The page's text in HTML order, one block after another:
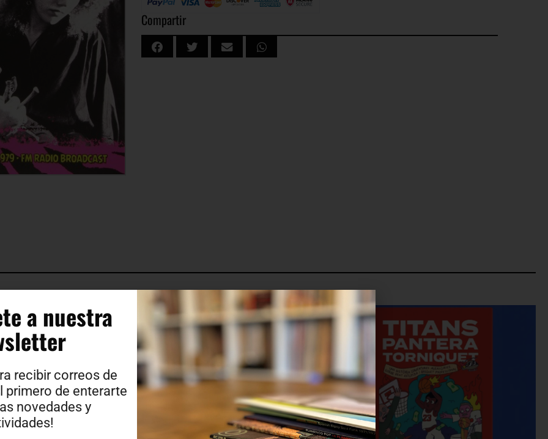
Compartir
a nuestra
recibir correos de
primero de enterarte
novedades y